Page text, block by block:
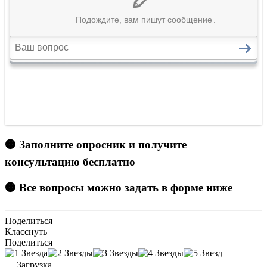
🟠 Заполните опросник и получите
консультацию бесплатно
🟠 Все вопросы можно задать в форме ниже
Поделиться
Класснуть
Поделиться
Загрузка...